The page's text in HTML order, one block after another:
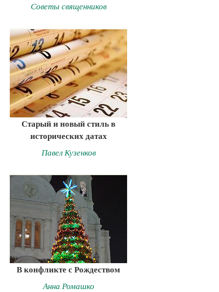
Советы священников
Старый и новый стиль в
исторических датах
Павел Кузенков
В конфликте с Рождеством
Анна Ромашко